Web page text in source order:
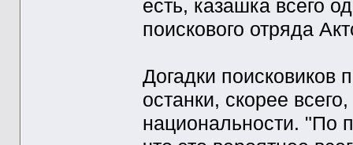
есть, казашка всего
поискового отряда
Догадки поисковиков
останки, скорее
национальности. "По